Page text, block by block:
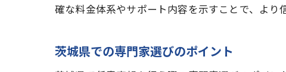
確な料金体系やサポート内容を示すことで、より
茨城県での専門家選びのポイント